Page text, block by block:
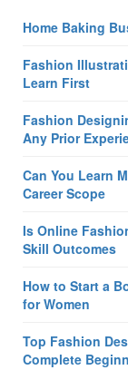
Home Baking
Fashion
Learn First
Fashion
Any Prior
Can You Learn
Career Scope
Is Online
Skill Outcomes
How to Start a
for Women
Top Fashion
Complete